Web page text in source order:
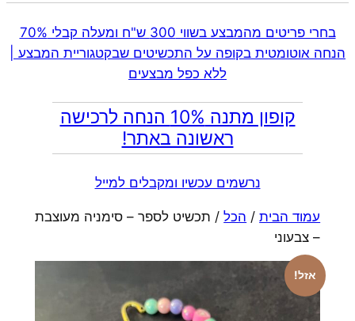
בחרי פריטים מהמבצע בשווי 300 ש"ח ומעלה קבלי 70%
הנחה אוטומטית בקופה על התכשיטים שבקטגוריית המבצע |
ללא כפל מבצעים
קופון מתנה 10% הנחה לרכישה
ראשונה באתר!
נרשמים עכשיו ומקבלים למייל
עמוד הבית/ הכל/ תכשיט לספר – סימניה מעוצבת
– צבעוני
אזל!